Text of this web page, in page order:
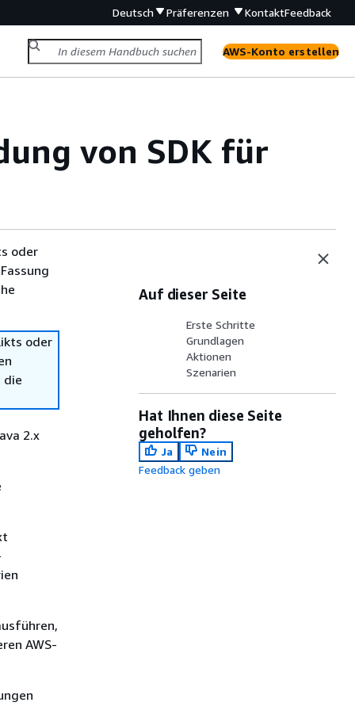
Deutsch Präferenzen KontaktFeedback
AWS-Konto erstellen
von SDK für
oder
oder
die
2.x
AWS-
Auf dieser Seite
Erste Schritte
Grundlagen
Aktionen
Szenarien
Hat Ihnen diese Seite
geholfen?
Ja
Nein
Feedback geben